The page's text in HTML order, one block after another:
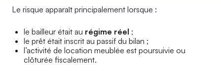
Le risque apparaît principalement lorsque :
le bailleur était au régime réel ;
le prêt était inscrit au passif du bilan ;
l’activité de location meublée est poursuivie ou
clôturée fiscalement.